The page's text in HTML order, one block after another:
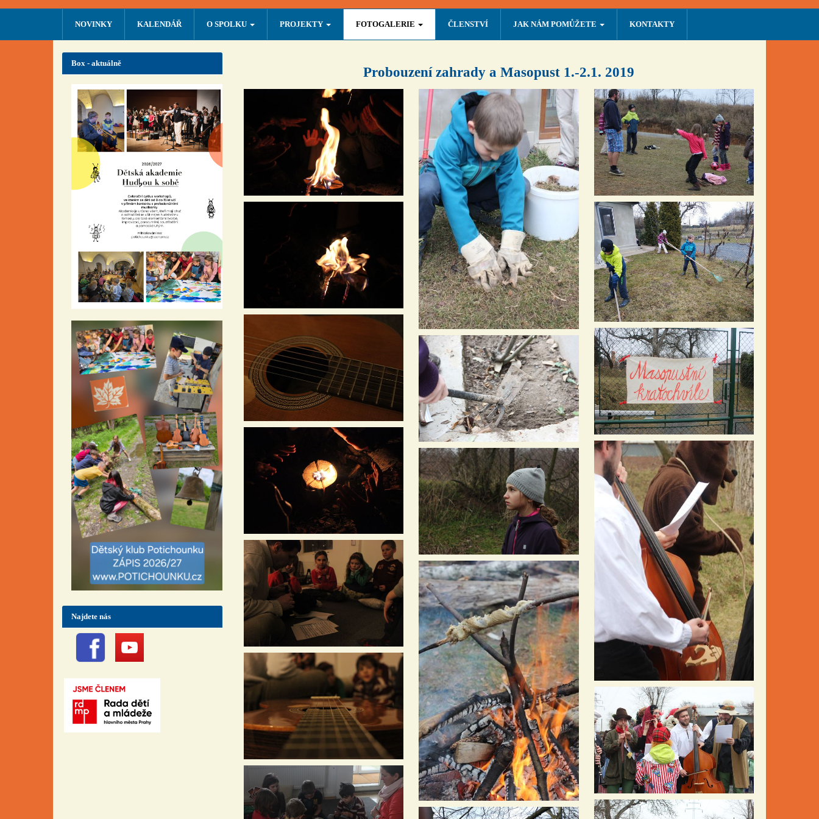
NOVINKY KALENDÁŘ O SPOLKU PROJEKTY FOTOGALERIE ČLENSTVÍ JAK NÁM POMŮŽETE KONTAKTY
Probouzení zahrady a Masopust 1.-2.1. 2019
Box - aktuálně
Najdete nás